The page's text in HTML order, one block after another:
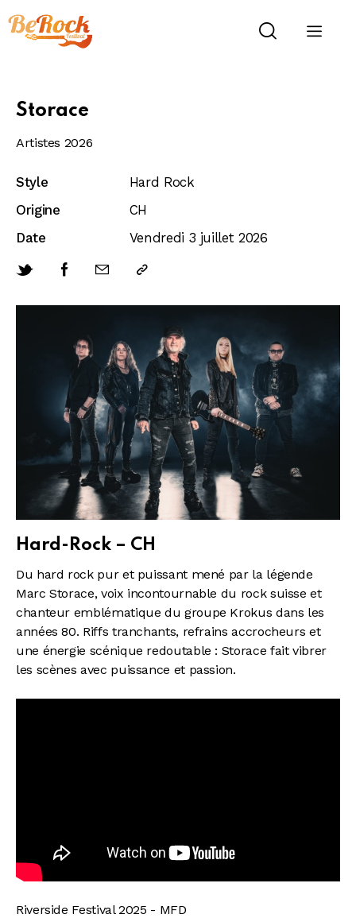
Storace
Artistes 2026
Style
Hard Rock
Origine
CH
Date
Vendredi 3 juillet 2026
Hard-Rock – CH
Du hard rock pur et puissant mené par la légende
Marc Storace, voix incontournable du rock suisse et
chanteur emblématique du groupe Krokus dans les
années 80. Riffs tranchants, refrains accrocheurs et
une énergie scénique redoutable : Storace fait vibrer
les scènes avec puissance et passion.
Riverside Festival 2025 - MFD